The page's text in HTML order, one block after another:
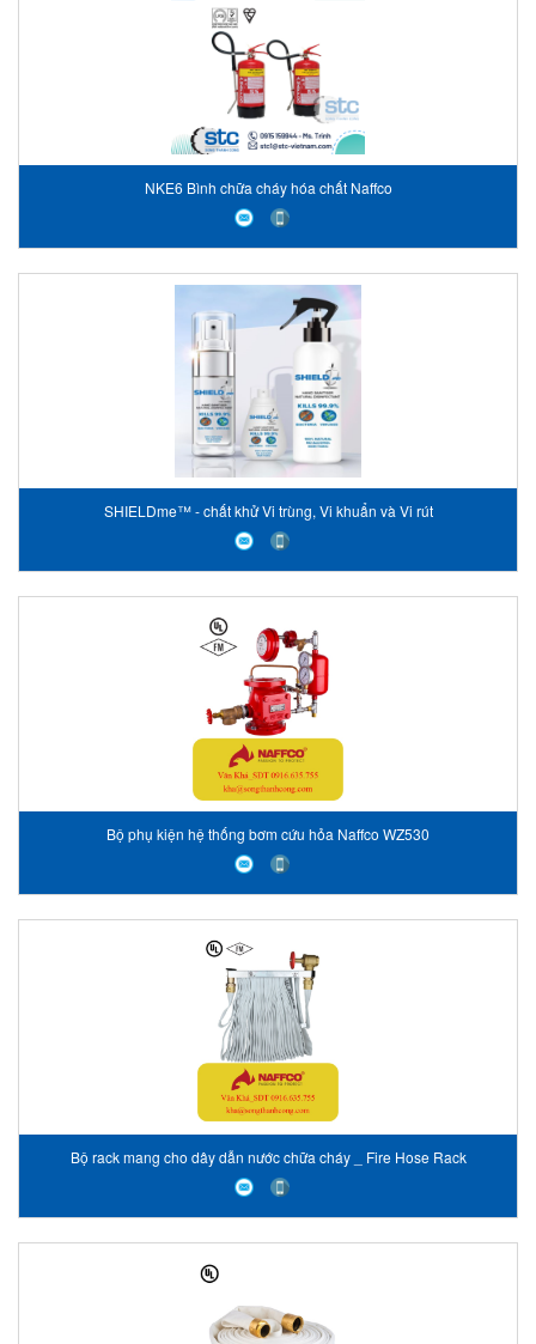
NKE6 Bình chữa cháy hóa chất Naffco
SHIELDme™ - chất khử Vi trùng, Vi khuẩn và Vi rút
Bộ phụ kiện hệ thống bơm cứu hỏa Naffco WZ530
Bộ rack mang cho dây dẫn nước chữa cháy _ Fire Hose Rack
AssemblyBộ rack máng cho dây dẫn nước chữa cháy _ Fire Hose Rack
Assembly